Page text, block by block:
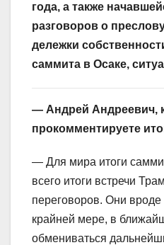
года, а также
разговоров о
дележки
саммита в Осаке,
— Андрей Андреевич,
прокомментируете
— Для мира итоги
всего итоги встречи
переговоров. Они
крайней мере, в
обмениваться